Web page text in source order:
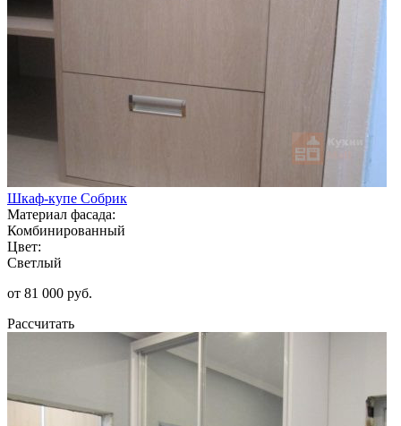
Шкаф-купе Собрик
Материал фасада:
Комбинированный
Цвет:
Светлый
от 81 000 руб.
Рассчитать